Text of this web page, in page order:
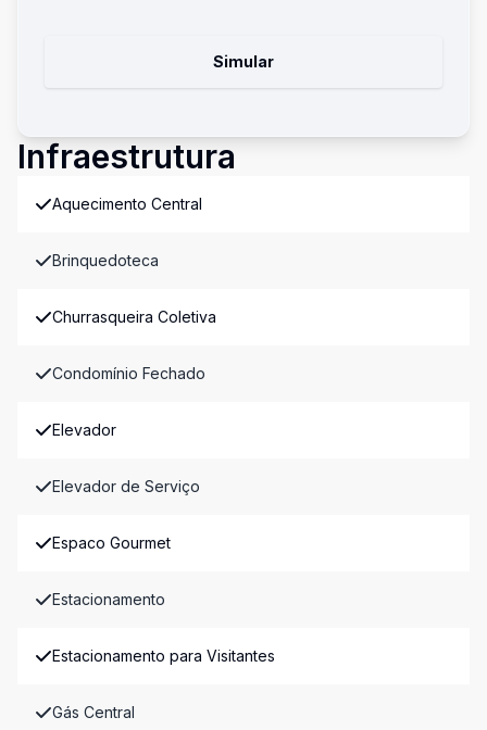
Simular
Infraestrutura
Aquecimento Central
Brinquedoteca
Churrasqueira Coletiva
Condomínio Fechado
Elevador
Elevador de Serviço
Espaco Gourmet
Estacionamento
Estacionamento para Visitantes
Gás Central